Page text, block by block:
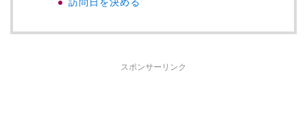
訪問日を決める
スポンサーリンク